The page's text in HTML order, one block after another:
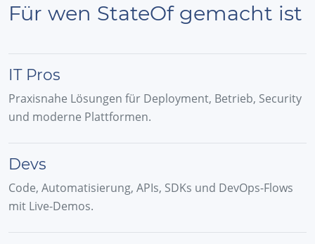
Für wen StateOf gemacht ist
IT Pros
Praxisnahe Lösungen für Deployment, Betrieb, Security
und moderne Plattformen.
Devs
Code, Automatisierung, APIs, SDKs und DevOps-Flows
mit Live-Demos.